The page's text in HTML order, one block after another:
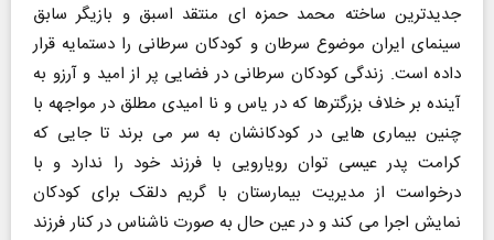
جدیدترین ساخته محمد حمزه ای منتقد اسبق و بازیگر سابق
سینمای ایران موضوع سرطان و کودکان سرطانی را دستمایه قرار
داده است. زندگی کودکان سرطانی در فضایی پر از امید و آرزو به
آینده بر خلاف بزرگترها که در یاس و نا امیدی مطلق در مواجهه با
چنین بیماری هایی در کودکانشان به سر می برند تا جایی که
کرامت پدر عیسی توان رویارویی با فرزند خود را ندارد و با
درخواست از مدیریت بیمارستان با گریم دلقک برای کودکان
نمایش اجرا می کند و در عین حال به صورت ناشناس در کنار فرزند